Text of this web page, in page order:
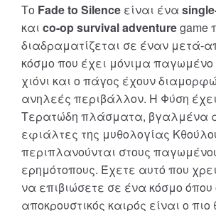
Το Fade to Silence είναι ένα
και co-op survival adventuregame
διαδραματίζεται σε έναν μετά-
κόσμο που έχει μόνιμα
χιόνι και ο πάγος έχουν
ανηλεές περιβάλλον. Η Φύση
Τερατώδη πλάσματα, βγαλμένα
εφιάλτες της μυθολογίας
περιπλανούνται στους
ερημότοπους. Έχετε αυτό που
να επιβιώσετε σε ένα κόσμο όπου
αποκρουστικός καιρός είναι ο